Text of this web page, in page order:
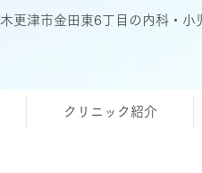
木更津市金田東6丁目の内科・
クリニック紹介